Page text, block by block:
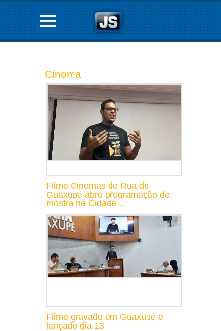
Cinema
Filme Cinemas de Rua de
Guaxupé abre programação de
mostra na Cidade ...
Filme gravado em Guaxupé é
lançado dia 13